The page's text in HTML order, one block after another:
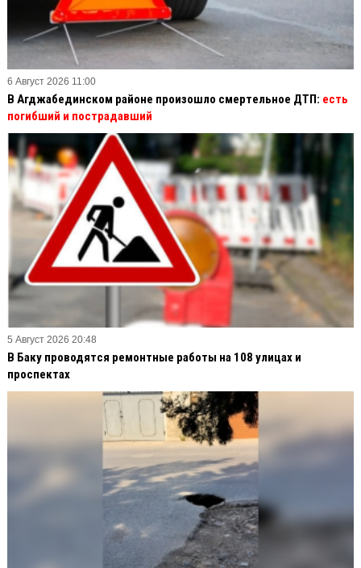
6 Август 2026 11:00
В Агджабединском районе произошло смертельное ДТП: есть
погибший и пострадавший
5 Август 2026 20:48
В Баку проводятся ремонтные работы на 108 улицах и
проспектах